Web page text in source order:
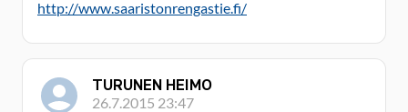
http://www.saaristonrengastie.fi/
TURUNEN HEIMO
26.7.2015 23:47